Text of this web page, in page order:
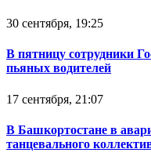
30 сентября, 19:25
В пятницу сотрудники
пьяных водителей
17 сентября, 21:07
В Башкортостане в
танцевального